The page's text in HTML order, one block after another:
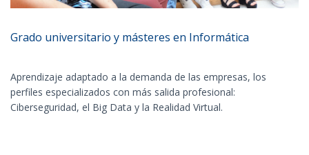
Grado universitario y másteres en Informática
Aprendizaje adaptado a la demanda de las empresas, los
perfiles especializados con más salida profesional:
Ciberseguridad, el Big Data y la Realidad Virtual.